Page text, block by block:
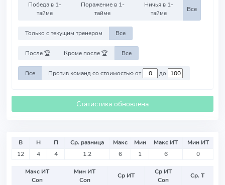
Победа в 1-
тайме
Поражение в 1-
тайме
Ничья в 1-
тайме
Все
Только с текущим тренером Все
После 🏆 Кроме после 🏆 Все
Все Против команд со стоимостью от до
Статистика обновлена
В Н П Ср. разница Макс Мин Макс ИТ
Мин ИТ
12
4 4 1.2 6 1 6 0
Макс ИТ
Соп
Мин ИТ
Соп
Ср ИТ
Ср ИТ
Соп
Ср. Т